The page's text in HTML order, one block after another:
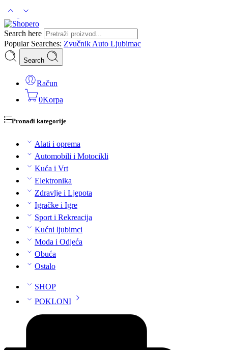
Search here
Popular Searches: Zvučnik Auto Ljubimac
Search
Račun
0Korpa
Pronađi kategorije
Alati i oprema
Automobili i Motocikli
Kuća i Vrt
Elektronika
Zdravlje i Ljepota
Igračke i Igre
Sport i Rekreacija
Kućni ljubimci
Moda i Odjeća
Obuća
Ostalo
SHOP
POKLONI